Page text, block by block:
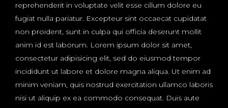
reprehenderit in voluptate velit esse cillum dolore eu
fugiat nulla pariatur. Excepteur sint occaecat cupidatat
non proident, sunt in culpa qui officia deserunt mollit
anim id est laborum. Lorem ipsum dolor sit amet,
consectetur adipisicing elit, sed do eiusmod tempor
incididunt ut labore et dolore magna aliqua. Ut enim ad
minim veniam, quis nostrud exercitation ullamco laboris
nisi ut aliquip ex ea commodo consequat. Duis aute